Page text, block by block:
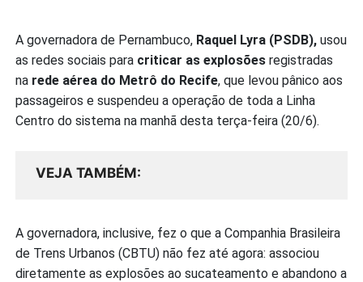
A governadora de Pernambuco, Raquel Lyra (PSDB), usou
as redes sociais para criticar as explosões registradas
na rede aérea do Metrô do Recife, que levou pânico aos
passageiros e suspendeu a operação de toda a Linha
Centro do sistema na manhã desta terça-feira (20/6).
VEJA TAMBÉM
A governadora, inclusive, fez o que a Companhia Brasileira
de Trens Urbanos (CBTU) não fez até agora: associou
diretamente as explosões ao sucateamento e abandono a